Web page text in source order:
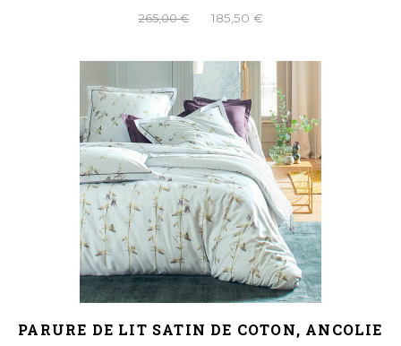
265,00 € 185,50 €
PARURE DE LIT SATIN DE COTON, ANCOLIE